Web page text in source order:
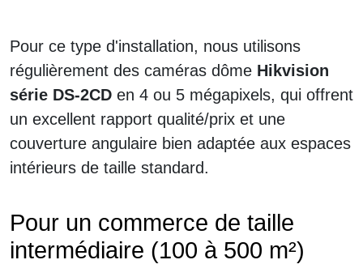
Pour ce type d'installation, nous utilisons
régulièrement des caméras dôme Hikvision
série DS-2CD en 4 ou 5 mégapixels, qui offrent
un excellent rapport qualité/prix et une
couverture angulaire bien adaptée aux espaces
intérieurs de taille standard.
Pour un commerce de taille
intermédiaire (100 à 500 m²)